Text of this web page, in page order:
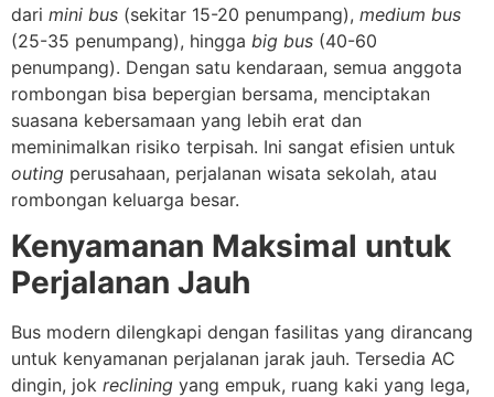
dari mini bus (sekitar 15-20 penumpang), medium bus
(25-35 penumpang), hingga big bus (40-60
penumpang). Dengan satu kendaraan, semua anggota
rombongan bisa bepergian bersama, menciptakan
suasana kebersamaan yang lebih erat dan
meminimalkan risiko terpisah. Ini sangat efisien untuk
outing perusahaan, perjalanan wisata sekolah, atau
rombongan keluarga besar.
Kenyamanan Maksimal untuk
Perjalanan Jauh
Bus modern dilengkapi dengan fasilitas yang dirancang
untuk kenyamanan perjalanan jarak jauh. Tersedia AC
dingin, jok reclining yang empuk, ruang kaki yang lega,